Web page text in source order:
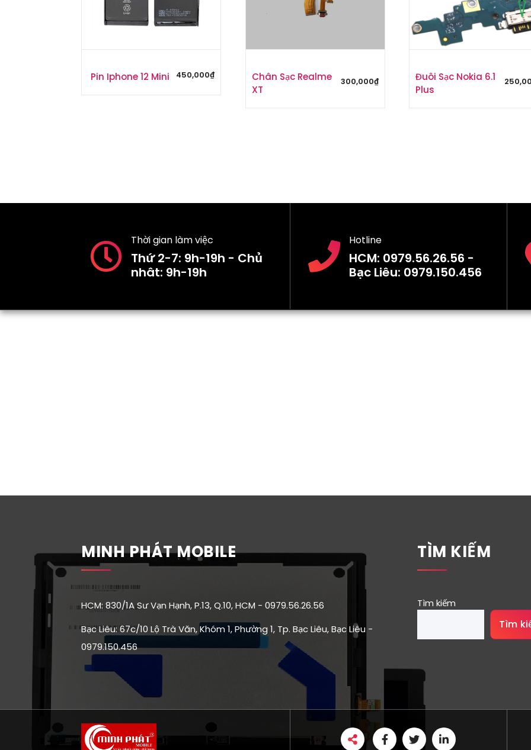
Pin Iphone 12 Mini 450,000₫
Chân Sạc Realme
XT
300,000₫
Đuôi Sạc Nokia 6.1
Plus
Thời gian làm việc
Thứ 2-7: 9h-19h - Chủ
nhât: 9h-19h
Hotline
HCM: 0979.56.26.56 -
Bạc Liêu: 0979.150.456
MINH PHÁT MOBILE
HCM: 830/1A Sư Vạn Hạnh, P.13, Q.10, HCM - 0979.56.26.56
Bạc Liêu: 67c/10 Lộ Trà Văn, Khóm 1, Phường 1, Tp. Bạc Liêu, Bạc Liêu -
0979.150.456
TÌM KIẾM
Tìm kiếm
Tìm